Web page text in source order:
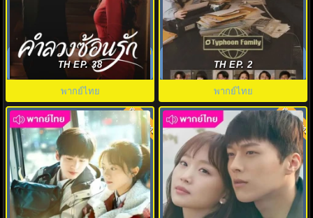
คำลวงซ้อนรัก (2026) The Epoch
of Miyu พากย์ไทย EP.1-38 (จบ)
TH EP. 38
พากย์ไทย
เลือดธุรกิจฝ่าพายุวิกฤติ (2025)
Typhoon Family พากย์ไทย
TH EP. 2
พากย์ไทย
8.0 พากย์ไทย 9.0 พากย์ไทย